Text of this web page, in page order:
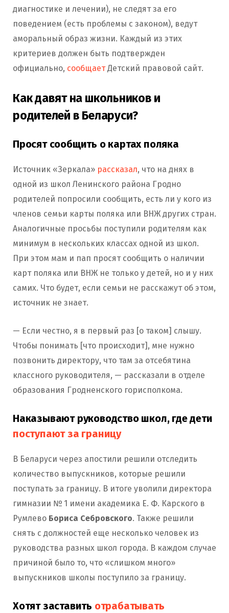
диагностике и лечении), не следят за его
поведением (есть проблемы с законом), ведут
аморальный образ жизни. Каждый из этих
критериев должен быть подтвержден
официально, сообщаетДетский правовой сайт.
Как давят на школьников и
родителей в Беларуси?
Просят сообщить о картах поляка
Источник «Зеркала» рассказал, что на днях в
одной из школ Ленинского района Гродно
родителей попросили сообщить, есть ли у кого из
членов семьи карты поляка или ВНЖ других стран.
Аналогичные просьбы поступили родителям как
минимум в нескольких классах одной из школ.
При этом мам и пап просят сообщить о наличии
карт поляка или ВНЖ не только у детей, но и у них
самих. Что будет, если семьи не расскажут об этом,
источник не знает.
— Если честно, я в первый раз [о таком] слышу.
Чтобы понимать [что происходит], мне нужно
позвонить директору, что там за отсебятина
классного руководителя, — рассказали в отделе
образования Гродненского горисполкома.
Наказывают руководство школ, где дети
поступают за границу
В Беларуси через апостили решили отследить
количество выпускников, которые решили
поступать за границу. В итоге уволили директора
гимназии № 1 имени академика Е. Ф. Карского в
Румлево Бориса Себровского. Также решили
снять с должностей еще несколько человек из
руководства разных школ города. В каждом случае
причиной было то, что «слишком много»
выпускников школы поступило за границу.
Хотят заставить отрабатывать